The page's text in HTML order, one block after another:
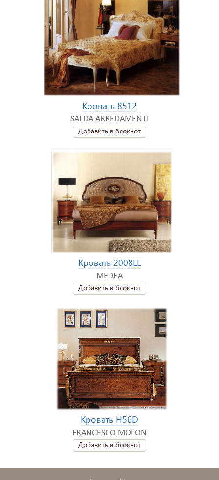
Кровать 8512
SALDA ARREDAMENTI
Добавить в блокнот
Кровать 2008LL
MEDEA
Добавить в блокнот
Кровать H56D
FRANCESCO MOLON
Добавить в блокнот